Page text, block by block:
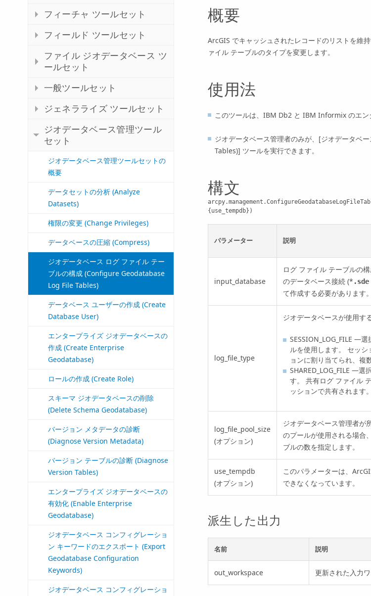
フィーチャ ツールセット
フィールド ツールセット
ファイル ジオデータベース ツ
ールセット
一般ツールセット
ジェネラライズ ツールセット
ジオデータベース管理ツール
セット
ジオデータベース管理ツールセットの
概要
データセットの分析 (Analyze
Datasets)
権限の変更 (Change Privileges)
データベースの圧縮 (Compress)
ジオデータベース ログ ファイル テー
ブルの構成 (Configure Geodatabase
Log File Tables)
データベース ユーザーの作成 (Create
Database User)
エンタープライズ ジオデータベースの
作成 (Create Enterprise
Geodatabase)
ロールの作成 (Create Role)
スキーマ ジオデータベースの削除
(Delete Schema Geodatabase)
バージョン メタデータの診断
(Diagnose Version Metadata)
バージョン テーブルの診断 (Diagnose
Version Tables)
エンタープライズ ジオデータベースの
有効化 (Enable Enterprise
Geodatabase)
ジオデータベース コンフィグレーショ
ン キーワードのエクスポート (Export
Geodatabase Configuration
Keywords)
ジオデータベース コンフィグレーショ
概要
ArcGIS でキャッシュされたレコードのリストを維
ァイル テーブルのタイプを変更します。
使用法
このツールは、 IBM Db2 と IBM Informix のエン
ジオデータベース管理者のみが、 [ジオデータベ
Tables)] ツールを実行できます。
構文
{use_tempdb})
パラメーター 説明
input_database
ログ ファイル テーブルの
のデータベース接続 (* .sde
て作成する必要があります。
log_file_type
ジオデータベースが使用す
SESSION_LOG_FILE —
ルを使用します。 セッ
ョンに割り当てられ、複
SHARED_LOG_FILE —選
す。 共有ログ ファイル
ッションで共有されます。
log_file_pool_size
(オプション)
ジオデータベース管理者が
のプールが使用される場合
ブルの数を指定します。
use_tempdb
(オプション)
このパラメーターは、
できなくなっています。
派生した出力
名前 説明
out_workspace 更新された入力ワ